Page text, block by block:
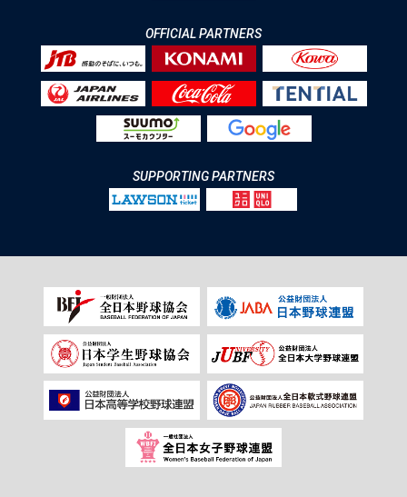
OFFICIAL PARTNERS
SUPPORTING PARTNERS